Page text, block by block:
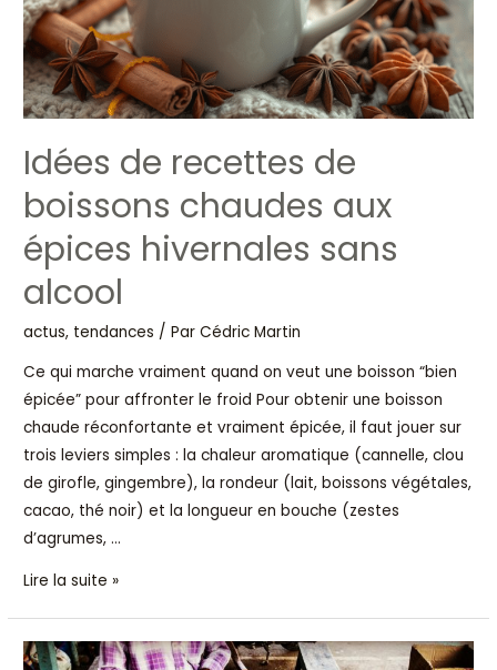
Idées de recettes de
boissons chaudes aux
épices hivernales sans
alcool
actus, tendances / ParCédric Martin
Ce qui marche vraiment quand on veut une boisson “bien
épicée” pour affronter le froid Pour obtenir une boisson
chaude réconfortante et vraiment épicée, il faut jouer sur
trois leviers simples : la chaleur aromatique (cannelle, clou
de girofle, gingembre), la rondeur (lait, boissons végétales,
cacao, thé noir) et la longueur en bouche (zestes
d’agrumes, …
hivernales
sans
alcool
Lire la suite »
Comparateur